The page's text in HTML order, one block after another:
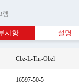
램
사항 설명
Cbz-L-Thr-Obzl
16597-50-5